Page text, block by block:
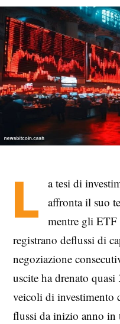
L
a tesi di
affronta il suo
mentre gli
registrano deflussi di
negoziazione
uscite ha drenato
veicoli di investimento
flussi da inizio anno in